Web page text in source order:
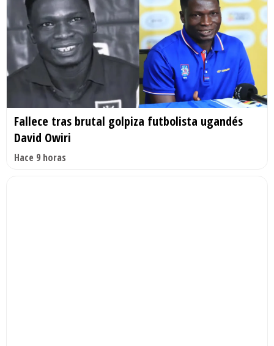
Fallece tras brutal golpiza futbolista ugandés
David Owiri
Hace 9 horas